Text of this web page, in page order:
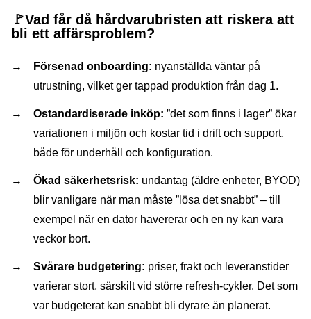
🚩Vad får då hårdvarubristen att riskera att
bli ett affärsproblem?
Försenad onboarding: nyanställda väntar på
utrustning, vilket ger tappad produktion från dag 1.
Ostandardiserade inköp: ”det som finns i lager” ökar
variationen i miljön och kostar tid i drift och support,
både för underhåll och konfiguration.
Ökad säkerhetsrisk: undantag (äldre enheter, BYOD)
blir vanligare när man måste ”lösa det snabbt” – till
exempel när en dator havererar och en ny kan vara
veckor bort.
Svårare budgetering: priser, frakt och leveranstider
varierar stort, särskilt vid större refresh-cykler. Det som
var budgeterat kan snabbt bli dyrare än planerat.